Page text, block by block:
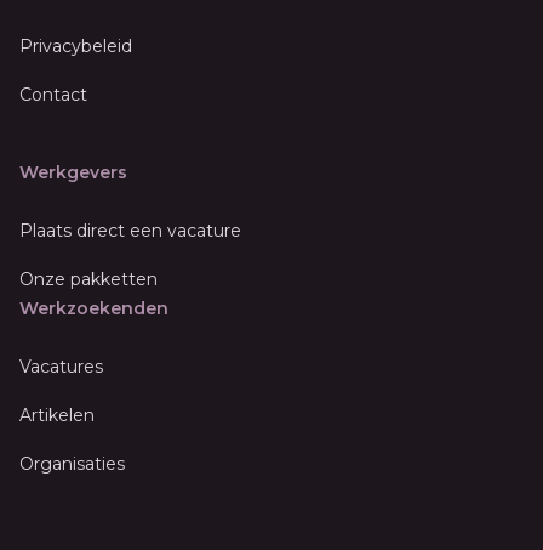
Privacybeleid
Contact
Werkgevers
Plaats direct een vacature
Onze pakketten
Werkzoekenden
Vacatures
Artikelen
Organisaties